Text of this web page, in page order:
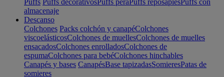
Puffs Puffs decorativosPuffs peraPuffs reposapiésPuffs con
almacenaje
Descanso
Colchones Packs colchón y canapéColchones
viscoelásticosColchones de muellesColchones de muelles
ensacadosColchones enrolladosColchones de
espumaColchones para bebéColchones hinchables
Canapés y bases CanapésBase tapizadasSomieresPatas de
somieres